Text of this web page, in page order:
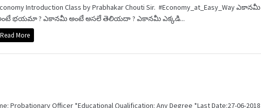
Introduction Class by Prabhakar Chouti Sir. #Economy_at_Easy_Way ఎకానమీ
భయమా ? ఎకానమీ అంటే అసలే తెలియదా ? ఎకానమీ ఎక్కడి...
Read More
Probationary Officer *Educational Qualification: Any Degree *Last Date:27-06-2018